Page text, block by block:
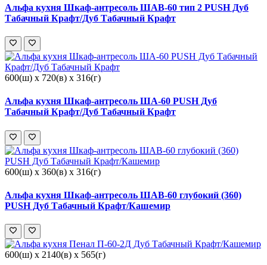
Альфа кухня Шкаф-антресоль ШАВ-60 тип 2 PUSH Дуб
Табачный Крафт/Дуб Табачный Крафт
600(ш) x 720(в) x 316(г)
Альфа кухня Шкаф-антресоль ША-60 PUSH Дуб
Табачный Крафт/Дуб Табачный Крафт
600(ш) x 360(в) x 316(г)
Альфа кухня Шкаф-антресоль ШАВ-60 глубокий (360)
PUSH Дуб Табачный Крафт/Кашемир
600(ш) x 2140(в) x 565(г)